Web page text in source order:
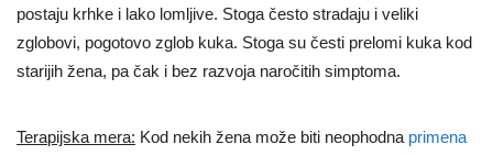
postaju krhke i lako lomljive. Stoga često stradaju i veliki
zglobovi, pogotovo zglob kuka. Stoga su česti prelomi kuka kod
starijih žena, pa čak i bez razvoja naročitih simptoma.
Terapijska mera: Kod nekih žena može biti neophodna primena